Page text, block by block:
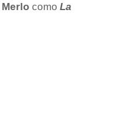
Merlo comoLa